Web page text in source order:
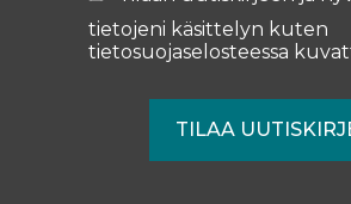
tietojeni käsittelyn kuten
tietosuojaselosteessa